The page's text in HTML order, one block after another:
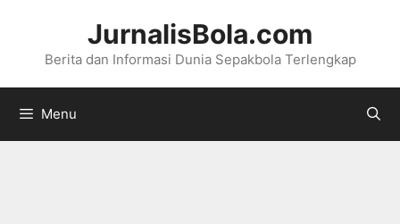
JurnalisBola.com
Berita dan Informasi Dunia Sepakbola Terlengkap
Menu